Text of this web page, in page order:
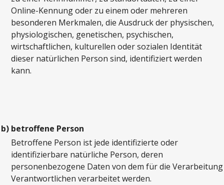
Online-Kennung oder zu einem oder mehreren
besonderen Merkmalen, die Ausdruck der physischen,
physiologischen, genetischen, psychischen,
wirtschaftlichen, kulturellen oder sozialen Identität
dieser natürlichen Person sind, identifiziert werden
kann.
b) betroffene Person
Betroffene Person ist jede identifizierte oder
identifizierbare natürliche Person, deren
personenbezogene Daten von dem für die Verarbeitung
Verantwortlichen verarbeitet werden.